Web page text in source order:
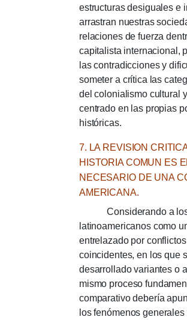
estructuras desiguales e
arrastran nuestras
relaciones de fuerza
capitalista internacional,
las contradicciones y
someter a crítica las
del colonialismo cultural
centrado en las propias
históricas.
7. LA REVISION
HISTORIA COMUN ES
NECESARIO DE UNA
AMERICANA.
Considerando a los
latinoamericanos como
entrelazado por
coincidentes, en los que
desarrollado variantes o
mismo proceso
comparativo debería
los fenómenos